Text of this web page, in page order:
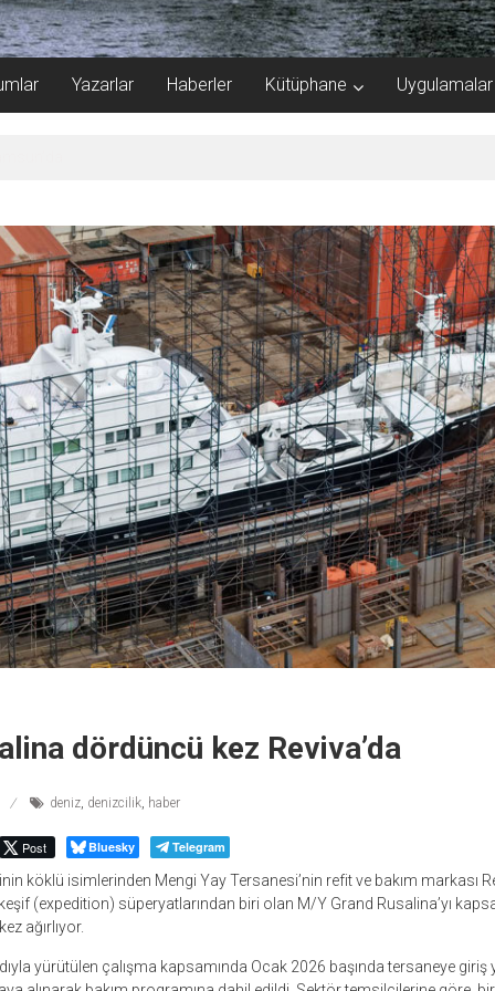
Yazarlar Haberler Kütüphane Uygulamalar
dördüncü kez Reviva’da
deniz, denizcilik, haber
Post Bluesky Telegram
köklü isimlerinden Mengi Yay Tersanesi’nin refit ve bakım markası
(expedition) süperyatlarından biri olan M/Y Grand Rusalina’yı
ağırlıyor.
yürütülen çalışma kapsamında Ocak 2026 başında tersaneye